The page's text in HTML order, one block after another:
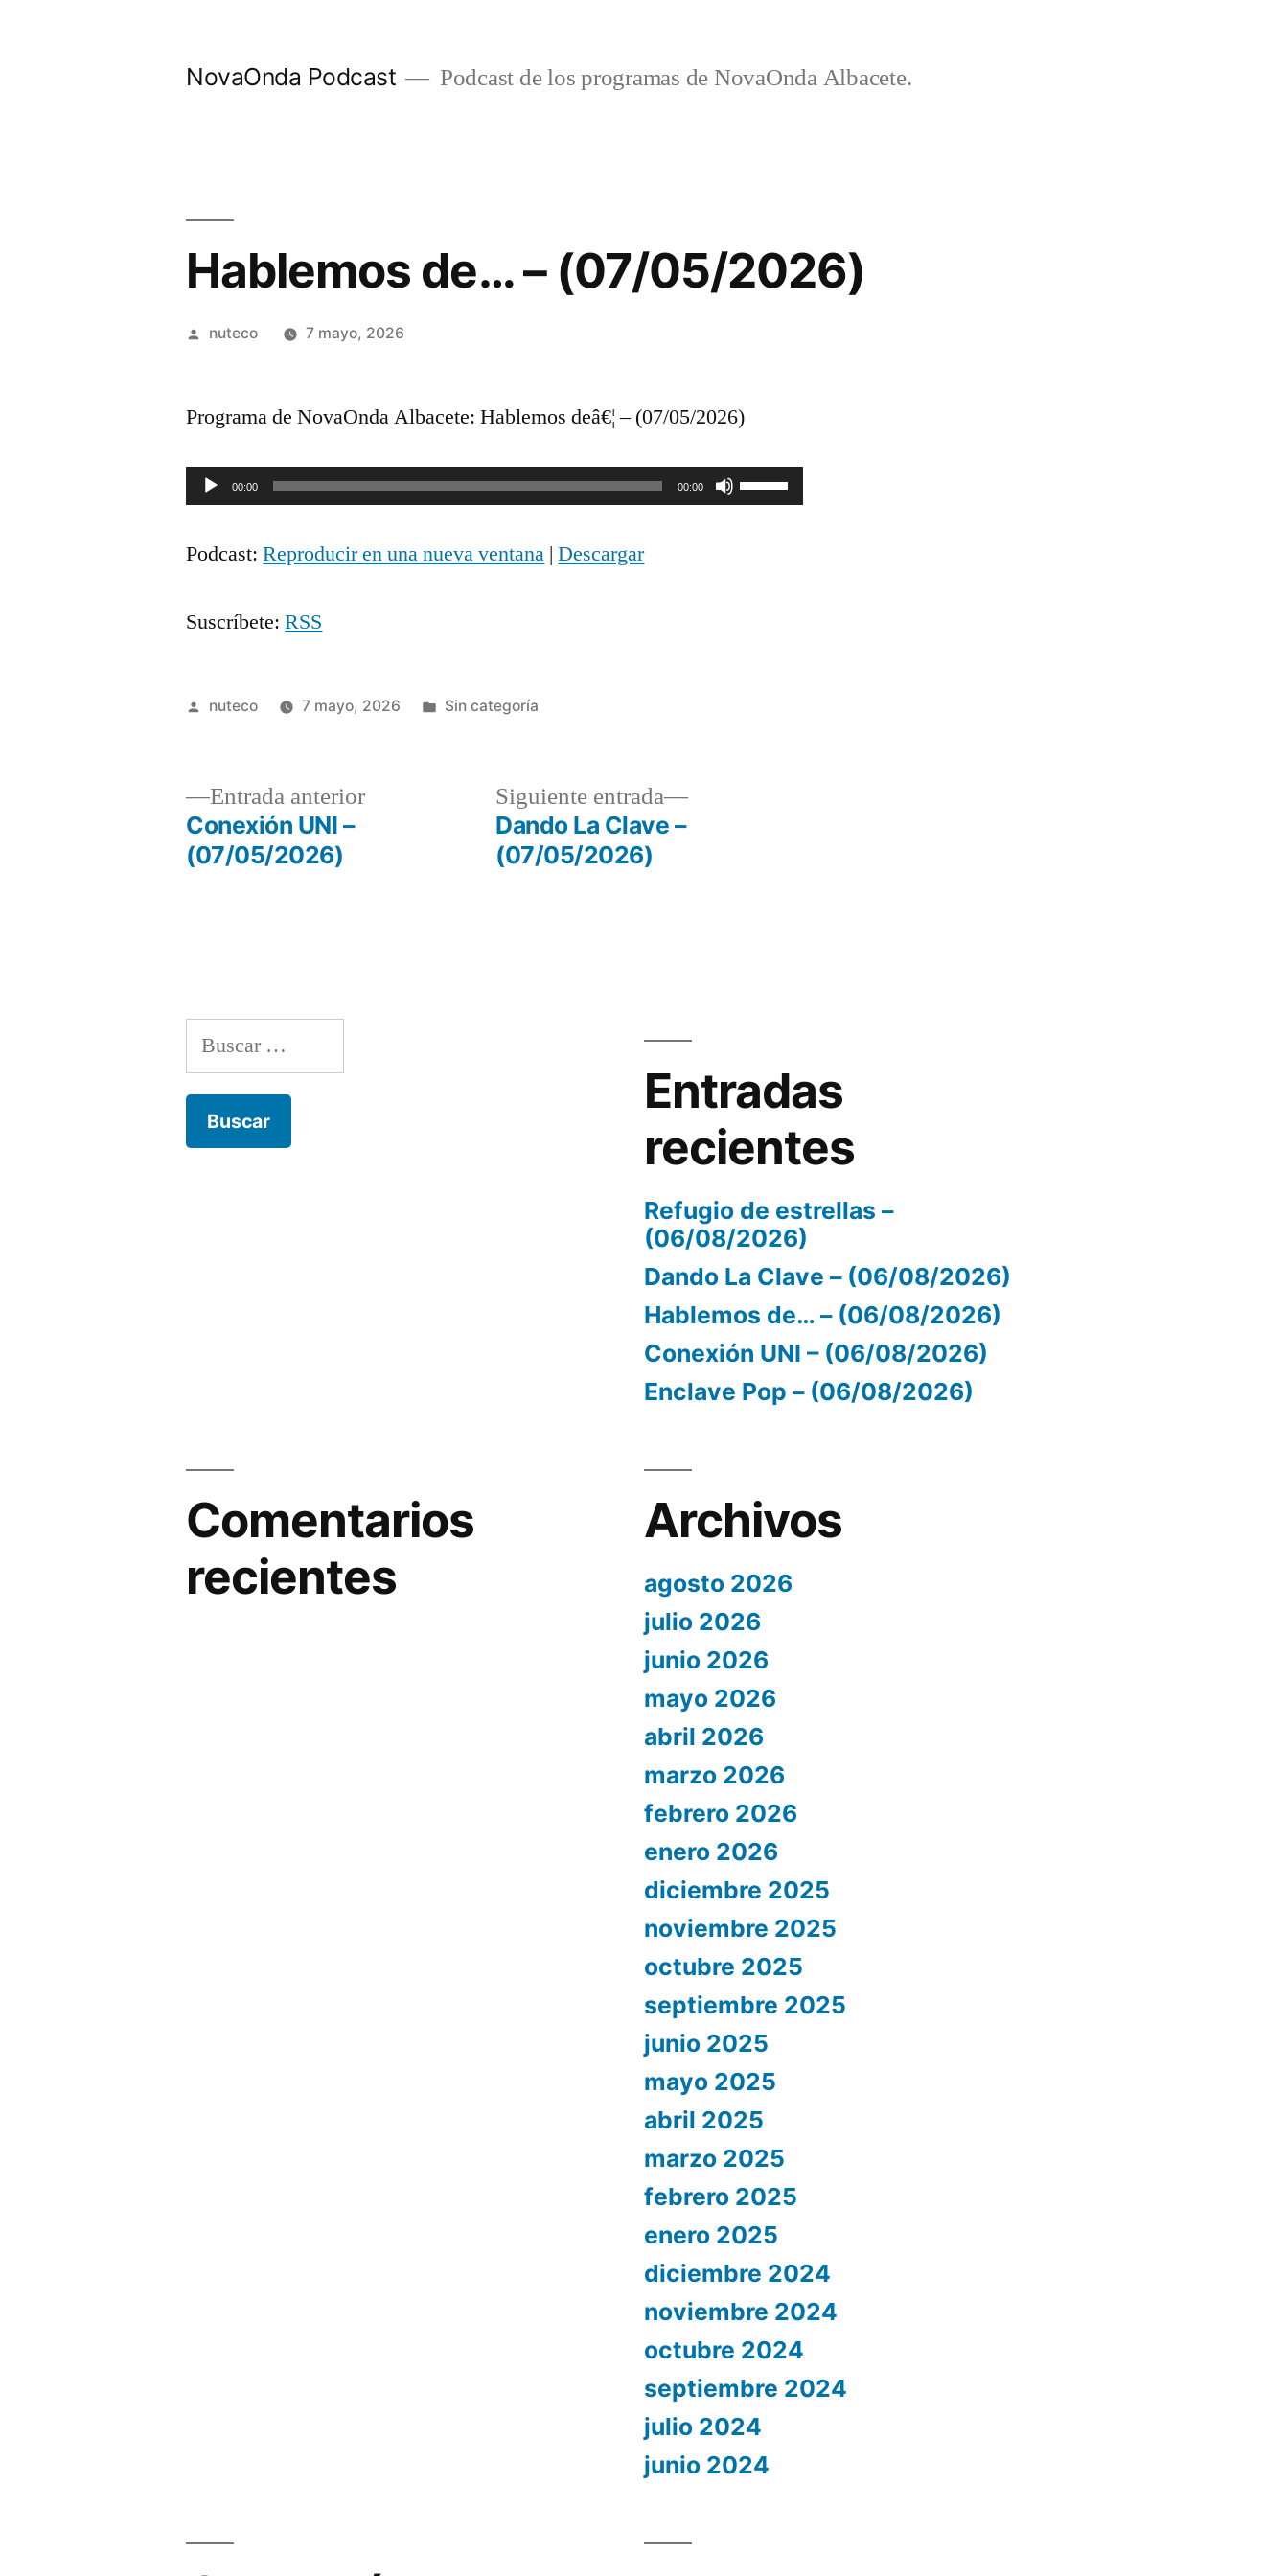
NovaOnda Podcast Podcast de los programas de NovaOnda Albacete.
Hablemos de… – (07/05/2026)
Publicada
nuteco 7 mayo, 2026
Programa de NovaOnda Albacete: Hablemos deâ€¦ – (07/05/2026)
Reproductor
audio
00:00 00:00
Utiliza
Podcast:Reproducir en una nueva ventana |Descargar
Suscríbete:RSS
Publicada
nuteco 7 mayo, 2026
Publicada
Sin categoría
Navegación
Entrada anteriorEntrada
Conexión UNI –
(07/05/2026)
Siguiente entrada
Siguiente
Dando La Clave –
(07/05/2026)
Buscar:
Entradas
recientes
Refugio de estrellas –
(06/08/2026)
Dando La Clave – (06/08/2026)
Hablemos de… – (06/08/2026)
Conexión UNI – (06/08/2026)
Enclave Pop – (06/08/2026)
Comentarios
recientes
Archivos
agosto 2026
julio 2026
junio 2026
mayo 2026
abril 2026
marzo 2026
febrero 2026
enero 2026
diciembre 2025
noviembre 2025
octubre 2025
septiembre 2025
junio 2025
mayo 2025
abril 2025
marzo 2025
febrero 2025
enero 2025
diciembre 2024
noviembre 2024
octubre 2024
septiembre 2024
julio 2024
junio 2024